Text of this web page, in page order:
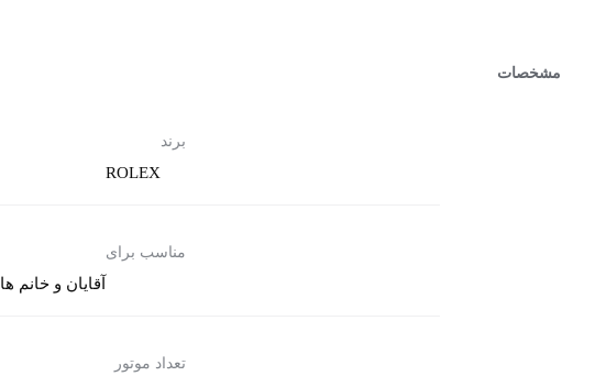
مشخصات
برند
ROLEX
مناسب برای
آقایان و خانم ها
تعداد موتور